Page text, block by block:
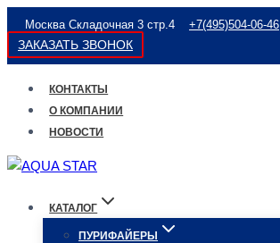
Перейти
к
содержимому
Москва Складочная 3 стр.4 +7(495)504-06-46
ЗАКАЗАТЬ ЗВОНОК
КОНТАКТЫ
О КОМПАНИИ
НОВОСТИ
КАТАЛОГ
ПУРИФАЙЕРЫ